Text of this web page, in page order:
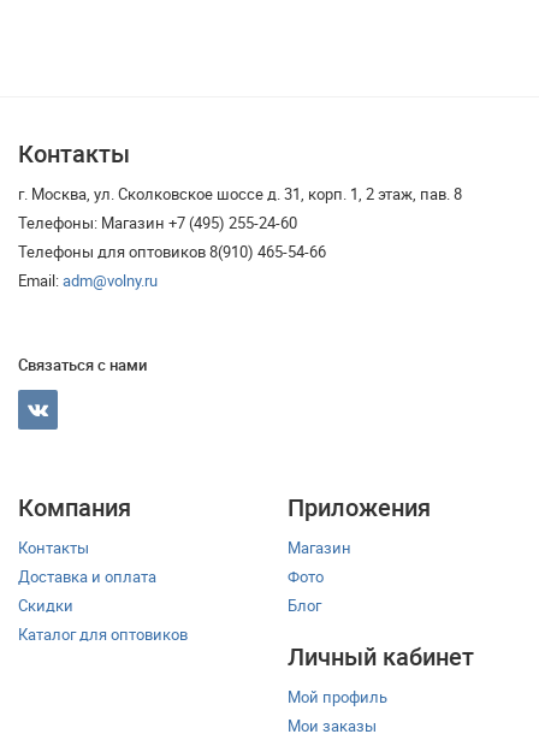
Контакты
г. Москва, ул. Сколковское шоссе д. 31, корп. 1, 2 этаж, пав. 8
Телефоны: Магазин +7 (495) 255-24-60
Телефоны для оптовиков 8(910) 465-54-66
Email:adm@volny.ru
Связаться с нами
Компания
Контакты
Доставка и оплата
Скидки
Каталог для оптовиков
Приложения
Магазин
Фото
Блог
Личный кабинет
Мой профиль
Мои заказы